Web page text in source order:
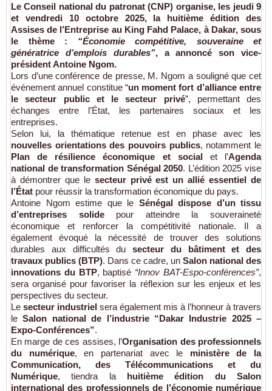
LeConseil national du patronat (CNP) organise, les jeudi 9
et vendredi 10 octobre 2025, la huitième édition des
Assises de l’Entreprise au King Fahd Palace, à Dakar, sous
le thème : “Économie compétitive, souveraine et
génératrice d’emplois durables”, a annoncé sonvice-
président Antoine Ngom.
Lors d’une conférence de presse, M. Ngom a souligné que cet
événement annuel constitue “un moment fort d’alliance entre
le secteur public et le secteur privé”, permettant des
échanges entre l’État, les partenaires sociaux et les
entreprises.
Selon lui, la thématique retenue est en phase avec les
nouvelles orientations des pouvoirs publics, notamment le
Plan de résilience économique et socialet l’Agenda
national de transformation Sénégal 2050. L’édition 2025 vise
à démontrer que le secteur privé est un allié essentiel de
l’État pour réussir la transformation économique du pays.
Antoine Ngom estime que le Sénégal dispose d’un tissu
d’entreprises solidepour atteindre la souveraineté
économique et renforcer la compétitivité nationale. Il a
également évoqué la nécessité de trouver des solutions
durables aux difficultés du secteur du bâtiment et des
travaux publics (BTP). Dans ce cadre, un Salon national des
innovations du BTP, baptisé “Innov BAT-Espo-conférences”,
sera organisé pour favoriser la réflexion sur les enjeux et les
perspectives du secteur.
Le secteur industriel sera également mis à l’honneur à travers
leSalon national de l’industrie “Dakar Industrie 2025 –
Expo-Conférences”.
En marge de ces assises, l’Organisation des professionnels
du numérique, en partenariat avec le ministère de la
Communication, des Télécommunications et du
Numérique, tiendra la huitième édition du Salon
international des professionnels de l’économie numérique